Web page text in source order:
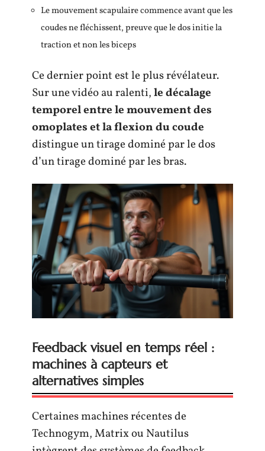
Le mouvement scapulaire commence avant que les
coudes ne fléchissent, preuve que le dos initie la
traction et non les biceps
Ce dernier point est le plus révélateur.
Sur une vidéo au ralenti,le décalage
temporel entre le mouvement des
omoplates et la flexion du coude
distingue un tirage dominé par le dos
d’un tirage dominé par les bras.
Feedback visuel en temps réel :
machines à capteurs et
alternatives simples
Certaines machines récentes de
Technogym, Matrix ou Nautilus